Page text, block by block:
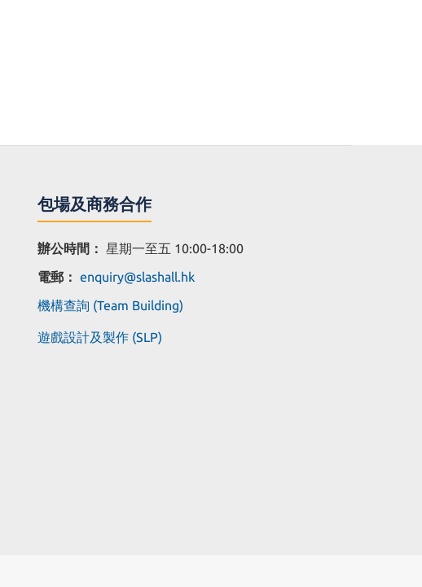
包場及商務合作
辦公時間： 星期一至五 10:00-18:00
電郵： enquiry@slashall.hk
機構查詢 (Team Building)
遊戲設計及製作 (SLP)